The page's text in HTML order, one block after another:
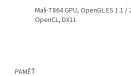
Mali-T864 GPU, OpenGL ES 1.1 /
OpenCL, DX11
PAMĚŤ